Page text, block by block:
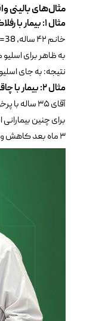
مثال‌های بالینی
مثال۱: بیمار با
خانم ۴۲ ساله، BMI=38، رفلاکس شدید شبانه.
به ظاهر برای
نتیجه: به جای
مثال۲: بیمار با
آقای ۳۵ ساله با پرخوری حجمی اما بدون علاقه به شیرینی.
برای چنین
۳ ماه بعد کاهش وزن عالی، بدون عوارض.